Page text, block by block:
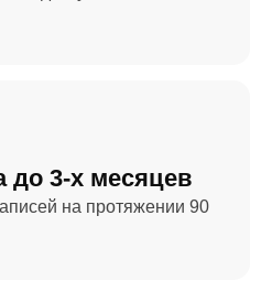
до 3-х месяцев
на протяжении 90